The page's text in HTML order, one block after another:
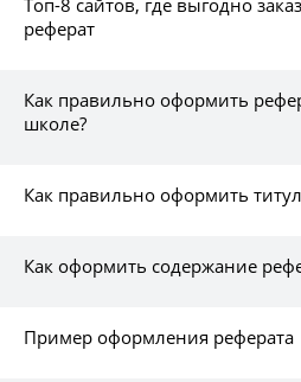
реферат
Как правильно оформить
школе?
Как правильно оформить
Как оформить содержание
Пример оформления реферата